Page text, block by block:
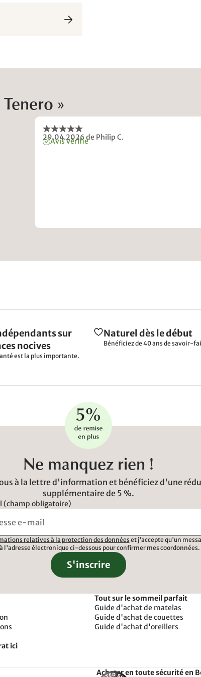
»
29.04.2026de Philip C.
Avis vérifié
sur
nocives
est la plus importante.
Naturel dès le début
Bénéficiez de 40 ans de savoir-
Ne manquez rien !
à la lettre d'information et bénéficiez d'une
supplémentaire de 5 %.
(champ obligatoire)
relatives à la protection des donnéeset j'accepte qu'un
l'adresse électronique ci-dessous pour confirmer mes coordonnées.
S'inscrire
ici
Tout sur le sommeil parfait
Guide d'achat de matelas
Guide d'achat de couettes
Guide d'achat d'oreillers
Acheter en toute sécurité en